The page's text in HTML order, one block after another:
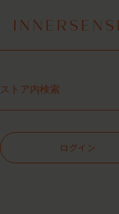
１点以上ご購入で、シャ
レビュー1投
【重要】お盆期間
令和8年
１点以上ご購入で、シャ
7,700円（税込）以上
ログイン